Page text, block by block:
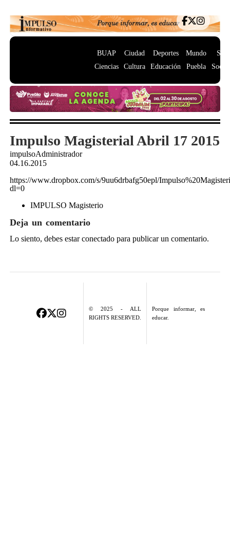
BUAP
Ciencias
Ciudad
Cultura
Deportes
Educación
Mundo
Puebla
Impulso Magisterial Abril 17 2015
impulsoAdministrador
04.16.2015
https://www.dropbox.com/s/9uu6drbafg50epl/
dl=0
IMPULSO Magisterio
Deja un comentario
Lo siento, debes estarconectadopara publicar un comentario.
© 2025 - ALL
RIGHTS RESERVED.
Porque informar, es
educar.